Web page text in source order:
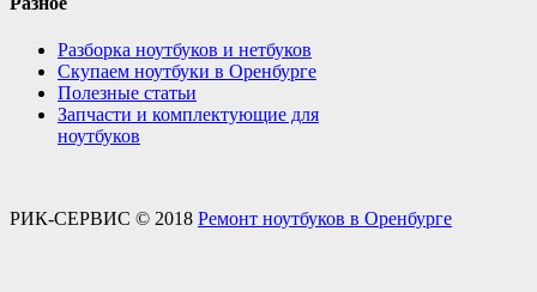
Разборка ноутбуков и нетбуков
Скупаем ноутбуки в Оренбурге
Полезные статьи
Запчасти и комплектующие для
ноутбуков
РИК-СЕРВИС © 2018 Ремонт ноутбуков в Оренбурге